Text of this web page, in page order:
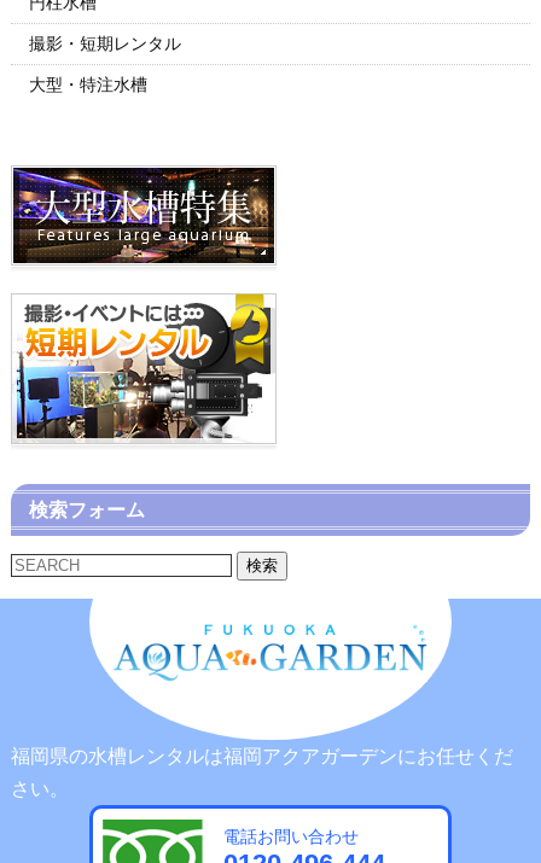
撮影・短期レンタル
大型・特注水槽
検索フォーム
検索
福岡県の水槽レンタルは福岡アクアガーデンにお任せくだ
さい。
電話お問い合わせ